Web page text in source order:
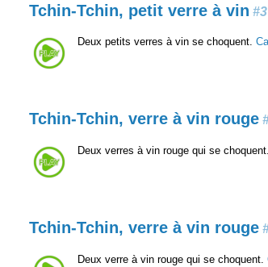
Tchin-Tchin, petit verre à vin #3
Deux petits verres à vin se choquent.
Tchin-Tchin, verre à vin rouge
Deux verres à vin rouge qui se choquent.
Tchin-Tchin, verre à vin rouge
Deux verre à vin rouge qui se choquent.